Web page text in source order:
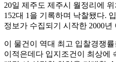
20일 제주도 제주시 월정리에
152대 1을 기록하며 낙찰됐다.
정보가 수집되기 시작한 2000년
이 물건이 역대 최고 입찰경쟁
이적은데다 입지조건이 최상에